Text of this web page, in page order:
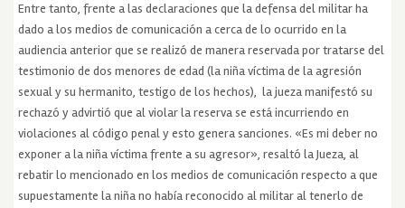
Entre tanto, frente a las declaraciones que la defensa del militar ha
dado a los medios de comunicación a cerca de lo ocurrido en la
audiencia anterior que se realizó de manera reservada por tratarse del
testimonio de dos menores de edad (la niña víctima de la agresión
sexual y su hermanito, testigo de los hechos), la jueza manifestó su
rechazó y advirtió que al violar la reserva se está incurriendo en
violaciones al código penal y esto genera sanciones. «Es mi deber no
exponer a la niña víctima frente a su agresor», resaltó la Jueza, al
rebatir lo mencionado en los medios de comunicación respecto a que
supuestamente la niña no había reconocido al militar al tenerlo de